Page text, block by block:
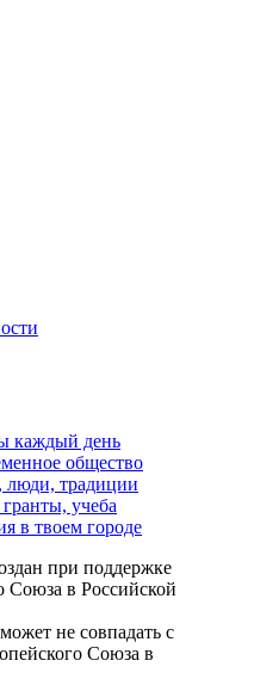
каждый день
общество
люди, традиции
учеба
в твоем городе
при поддержке
Союза в Российской
не совпадать с
Союза в